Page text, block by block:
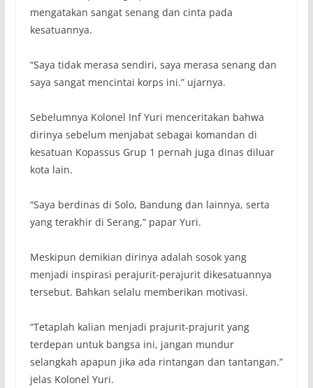
mengatakan sangat senang dan cinta pada
kesatuannya.
“Saya tidak merasa sendiri, saya merasa senang dan
saya sangat mencintai korps ini.” ujarnya.
Sebelumnya Kolonel Inf Yuri menceritakan bahwa
dirinya sebelum menjabat sebagai komandan di
kesatuan Kopassus Grup 1 pernah juga dinas diluar
kota lain.
“Saya berdinas di Solo, Bandung dan lainnya, serta
yang terakhir di Serang,” papar Yuri.
Meskipun demikian dirinya adalah sosok yang
menjadi inspirasi perajurit-perajurit dikesatuannya
tersebut. Bahkan selalu memberikan motivasi.
“Tetaplah kalian menjadi prajurit-prajurit yang
terdepan untuk bangsa ini, jangan mundur
selangkah apapun jika ada rintangan dan tantangan.”
jelas Kolonel Yuri.